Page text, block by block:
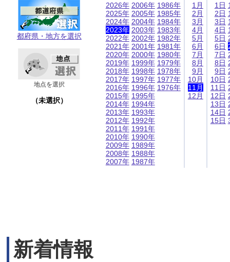
都府県・地方を選択
地点を選択
（未選択）
2026年
2025年
2024年
2023年
2022年
2021年
2020年
2019年
2018年
2017年
2016年
2015年
2014年
2013年
2012年
2011年
2010年
2009年
2008年
2007年
2006年
2005年
2004年
2003年
2002年
2001年
2000年
1999年
1998年
1997年
1996年
1995年
1994年
1993年
1992年
1991年
1990年
1989年
1988年
1987年
1986年
1985年
1984年
1983年
1982年
1981年
1980年
1979年
1978年
1977年
1976年
1月
2月
3月
4月
5月
6月
7月
8月
9月
10月
11月
12月
1日
2日
3日
4日
5日
6日
7日
8日
9日
10日
11日
12日
13日
14日
15日
新着情報